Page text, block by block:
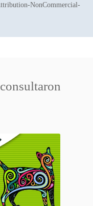
NonCommercial-